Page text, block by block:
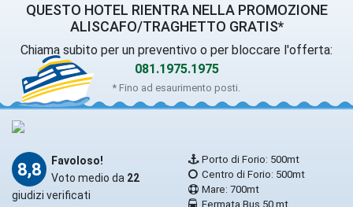
QUESTO HOTEL RIENTRA NELLA PROMOZIONE
ALISCAFO/TRAGHETTO GRATIS*
Chiama subito per un preventivo o per bloccare l'offerta:
081.1975.1975
* Fino ad esaurimento posti.
8,8
Favoloso!
Voto medio da 22
giudizi verificati
Porto di Forio: 500mt
Centro di Forio: 500mt
Mare: 700mt
Fermata Bus 50 mt